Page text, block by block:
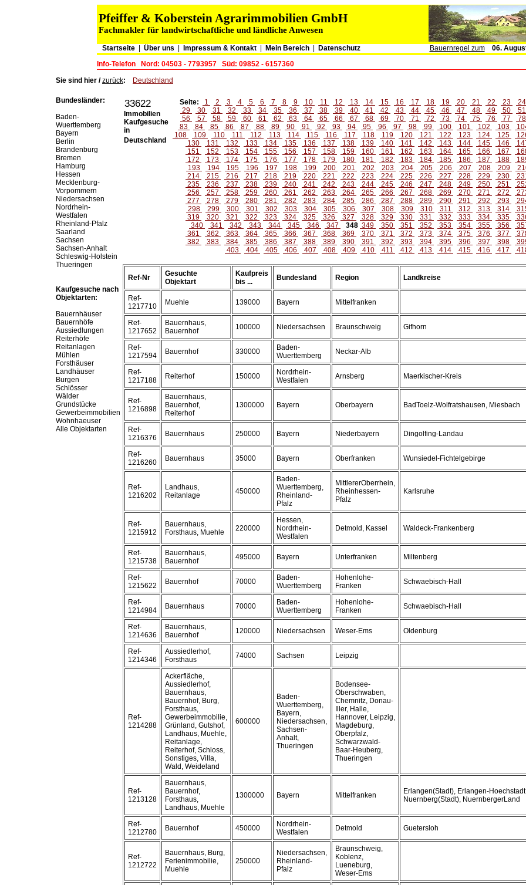
Pfeiffer & Koberstein Agrarimmobilien GmbH
Fachmakler für landwirtschaftliche und ländliche Anwesen
Startseite| Über uns Impressum & Kontakt| Mein Bereich Datenschutz Bauernregel zum
06.
Info-Telefon
Nord: 04503 - 7793957 Süd: 09852 - 6157360
Sie sind hier /zurück: Deutschland
Bundesländer:
Baden-
Wuerttemberg
Bayern
Berlin
Brandenburg
Bremen
Hamburg
Hessen
Mecklenburg-
Vorpommern
Niedersachsen
Nordrhein-
Westfalen
Rheinland-Pfalz
Saarland
Sachsen
Sachsen-Anhalt
Schleswig-Holstein
Thueringen
Kaufgesuche nach
Objektarten:
Bauernhäuser
Bauernhöfe
Aussiedlungen
Reiterhöfe
Reitanlagen
Mühlen
Forsthäuser
Landhäuser
Burgen
Schlösser
Wälder
Grundstücke
Gewerbeimmobilien
Wohnhaeuser
Alle Objektarten
33622
Immobilien
Kaufgesuche
in
Deutschland
Seite: 1 2 3 4 5 6 7 8 9 10 11 12 13 14 15 16 17 18 19 20 21 22 23 24
29
30 31 32 33 34 35 36 37 38 39 40 41 42 43 44 45 46 47 48 49 50 51
56
57 58 59 60 61 62 63 64 65 66 67 68 69 70 71 72 73 74 75 76 77 78
83
84 85 86 87 88 89 90 91 92 93 94 95 96 97 98 99 100 101 102 103
108
109 110 111 112 113 114 115 116 117 118 119 120 121 122 123 124 125
130
131 132 133 134 135 136 137 138 139 140 141 142 143 144 145 146
151
152 153 154 155 156 157 158 159 160 161 162 163 164 165 166 167
172
173 174 175 176 177 178 179 180 181 182 183 184 185 186 187 188
193
194 195 196 197 198 199 200 201 202 203 204 205 206 207 208 209
214
215 216 217 218 219 220 221 222 223 224 225 226 227 228 229 230
235
236 237 238 239 240 241 242 243 244 245 246 247 248 249 250 251
256
257 258 259 260 261 262 263 264 265 266 267 268 269 270 271 272
277
278 279 280 281 282 283 284 285 286 287 288 289 290 291 292 293
298
299 300 301 302 303 304 305 306 307 308 309 310 311 312 313 314
319
320 321 322 323 324 325 326 327 328 329 330 331 332 333 334 335
340
341 342 343 344 345 346 347 348 349 350 351 352 353 354 355 356
361
362 363 364 365 366 367 368 369 370 371 372 373 374 375 376 377
382
383 384 385 386 387 388 389 390 391 392 393 394 395 396 397 398
403
404 405 406 407 408 409 410 411 412 413 414 415 416 417
Ref-Nr
Gesuchte
Objektart
Kaufpreis
bis ...
Bundesland Region Landkreise
Ref-
1217710
Muehle 139000 Bayern Mittelfranken
Ref-
1217652
Bauernhaus,
Bauernhof
100000 Niedersachsen Braunschweig Gifhorn
Ref-
1217594
Bauernhof 330000
Baden-
Wuerttemberg
Neckar-Alb
Ref-
1217188
Reiterhof 150000
Nordrhein-
Westfalen
Arnsberg Maerkischer-Kreis
Ref-
1216898
Bauernhaus,
Bauernhof,
Reiterhof
1300000 Bayern Oberbayern BadToelz-Wolfratshausen, Miesbach
Ref-
1216376
Bauernhaus 250000 Bayern Niederbayern Dingolfing-Landau
Ref-
1216260
Bauernhaus 35000 Bayern Oberfranken Wunsiedel-Fichtelgebirge
Ref-
1216202
Landhaus,
Reitanlage
450000
Baden-
Wuerttemberg,
Rheinland-
Pfalz
MittlererOberrhein,
Rheinhessen-
Pfalz
Karlsruhe
Ref-
1215912
Bauernhaus,
Forsthaus, Muehle
220000
Hessen,
Nordrhein-
Westfalen
Detmold, Kassel Waldeck-Frankenberg
Ref-
1215738
Bauernhaus,
Bauernhof
495000 Bayern Unterfranken Miltenberg
Ref-
1215622
Bauernhof 70000
Baden-
Wuerttemberg
Hohenlohe-
Franken
Schwaebisch-Hall
Ref-
1214984
Bauernhaus 70000
Baden-
Wuerttemberg
Hohenlohe-
Franken
Schwaebisch-Hall
Ref-
1214636
Bauernhaus,
Bauernhof
120000 Niedersachsen Weser-Ems Oldenburg
Ref-
1214346
Aussiedlerhof,
Forsthaus
74000 Sachsen Leipzig
Ref-
1214288
Ackerfläche,
Aussiedlerhof,
Bauernhaus,
Bauernhof, Burg,
Forsthaus,
Gewerbeimmobilie,
Grünland, Gutshof,
Landhaus, Muehle,
Reitanlage,
Reiterhof, Schloss,
Sonstiges, Villa,
Wald, Weideland
600000
Baden-
Wuerttemberg,
Bayern,
Niedersachsen,
Sachsen-
Anhalt,
Thueringen
Bodensee-
Oberschwaben,
Chemnitz, Donau-
Iller, Halle,
Hannover, Leipzig,
Magdeburg,
Oberpfalz,
Schwarzwald-
Baar-Heuberg,
Thueringen
Ref-
1213128
Bauernhaus,
Bauernhof,
Forsthaus,
Landhaus, Muehle
1300000 Bayern Mittelfranken
Erlangen(Stadt), Erlangen-
Nuernberg(Stadt), NuernbergerLand
Ref-
1212780
Bauernhof 450000
Nordrhein-
Westfalen
Detmold Guetersloh
Ref-
1212722
Bauernhaus, Burg,
Ferienimmobilie,
Muehle
250000
Niedersachsen,
Rheinland-
Pfalz
Braunschweig,
Koblenz,
Lueneburg,
Weser-Ems